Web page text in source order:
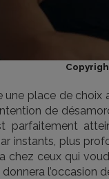
une place de
de
parfaitement
instants, plus
chez ceux qui
l’occasion